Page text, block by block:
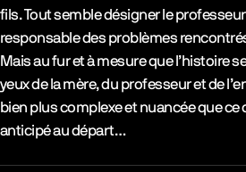
fils. Tout semble désigner le
responsable des problèmes
Mais au fur et à mesure que l’histoire
yeux de la mère, du professeur et de
bien plus complexe et nuancée que ce
anticipé au départ…